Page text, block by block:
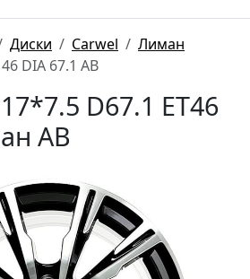
Диски Carwel
Лиман
DIA 67.1 AB
D67.1 ET46
AB